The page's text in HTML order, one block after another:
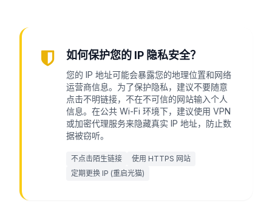
如何保护您的 IP 隐私安全？
您的 IP 地址可能会暴露您的地理位置和网络
运营商信息。为了保护隐私，建议不要随意
点击不明链接，不在不可信的网站输入个人
信息。在公共 Wi-Fi 环境下，建议使用 VPN
或加密代理服务来隐藏真实 IP 地址，防止数
据被窃听。
不点击陌生链接
使用 HTTPS 网站
定期更换 IP (重启光猫)